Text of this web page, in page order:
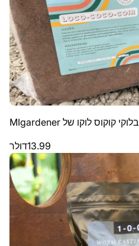
בלוקי קוקוס לוקו של MIgardener
דולר13.99